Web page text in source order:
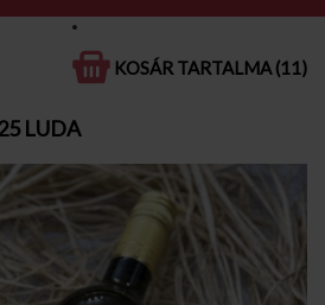
KOSÁR TARTALMA (11)
FÉLSZÁRAZ, FÉLÉDES FEHÉR BOROK
LUDA